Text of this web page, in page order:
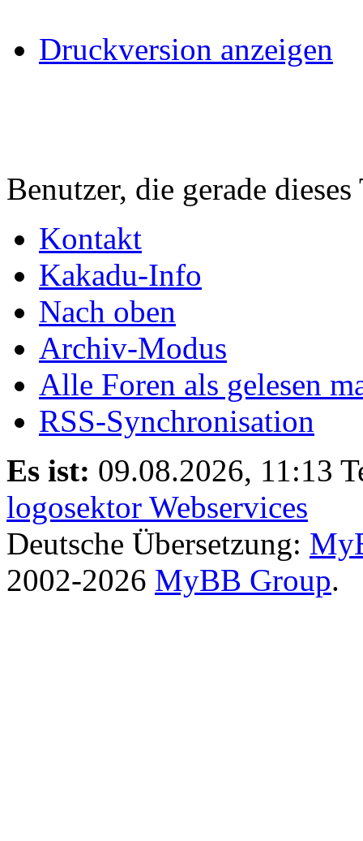
Druckversion anzeigen
Benutzer, die gerade
Kontakt
Kakadu-Info
Nach oben
Archiv-Modus
Alle Foren als gelesen
RSS-Synchronisation
Es ist: 09.08.2026, 11:13
logosektor Webservices
Deutsche Übersetzung:
2002-2026 MyBB Group.